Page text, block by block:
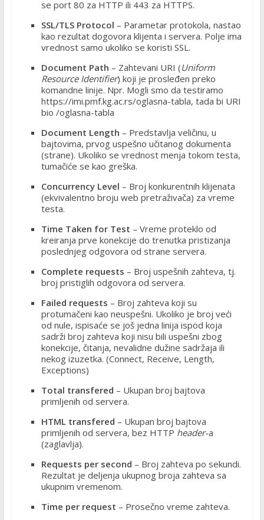
se port 80 za HTTP ili 443 za HTTPS.
SSL/TLS Protocol – Parametar protokola, nastao
kao rezultat dogovora klijenta i servera. Polje ima
vrednost samo ukoliko se koristi SSL.
Document Path – Zahtevani URI (Uniform
Resource Identifier) koji je prosleđen preko
komandne linije. Npr. Mogli smo da testiramo
https://imi.pmf.kg.ac.rs/oglasna-tabla, tada bi URI
bio /oglasna-tabla
Document Length – Predstavlja veličinu, u
bajtovima, prvog uspešno učitanog dokumenta
(strane). Ukoliko se vrednost menja tokom testa,
tumačiće se kao greška.
Concurrency Level – Broj konkurentnih klijenata
(ekvivalentno broju web pretraživača) za vreme
testa.
Time Taken for Test – Vreme proteklo od
kreiranja prve konekcije do trenutka pristizanja
poslednjeg odgovora od strane servera.
Complete requests – Broj uspešnih zahteva, tj.
broj pristiglih odgovora od servera.
Failed requests – Broj zahteva koji su
protumačeni kao neuspešni. Ukoliko je broj veći
od nule, ispisaće se još jedna linija ispod koja
sadrži broj zahteva koji nisu bili uspešni zbog
konekcije, čitanja, nevalidne dužine sadržaja ili
nekog izuzetka. (Connect, Receive, Length,
Exceptions)
Total transfered – Ukupan broj bajtova
primljenih od servera.
HTML transfered – Ukupan broj bajtova
primljenih od servera, bez HTTP header-a
(zaglavlja).
Requests per second – Broj zahteva po sekundi.
Rezultat je deljenja ukupnog broja zahteva sa
ukupnim vremenom.
Time per request – Prosečno vreme zahteva.